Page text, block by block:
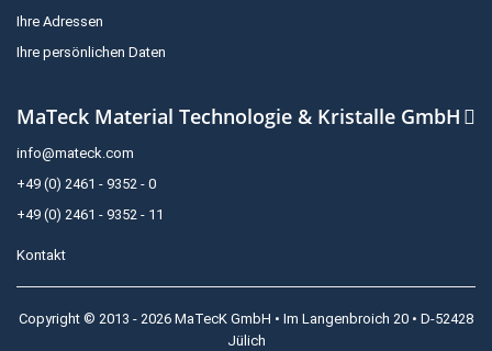
Ihre Adressen
Ihre persönlichen Daten
MaTeck Material Technologie & Kristalle GmbH
info@mateck.com
+49 (0) 2461 - 9352 - 0
+49 (0) 2461 - 9352 - 11
Kontakt
Copyright © 2013 - 2026 MaTecK GmbH • Im Langenbroich 20 • D-52428
Jülich